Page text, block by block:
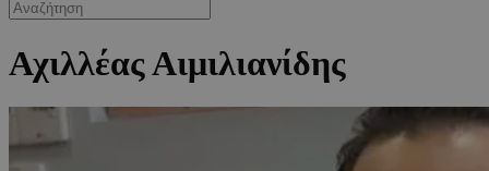
Αχιλλέας Αιμιλιανίδης